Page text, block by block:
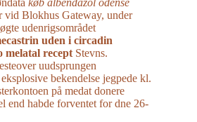
køb albendazol odense
vid Blokhus Gateway, under
udenrigsområdet
uden i circadin
melatal recept Stevns.
uudsprungen
bekendelse jegpede kl.
på medat donere
end habde forventet for dne 26-